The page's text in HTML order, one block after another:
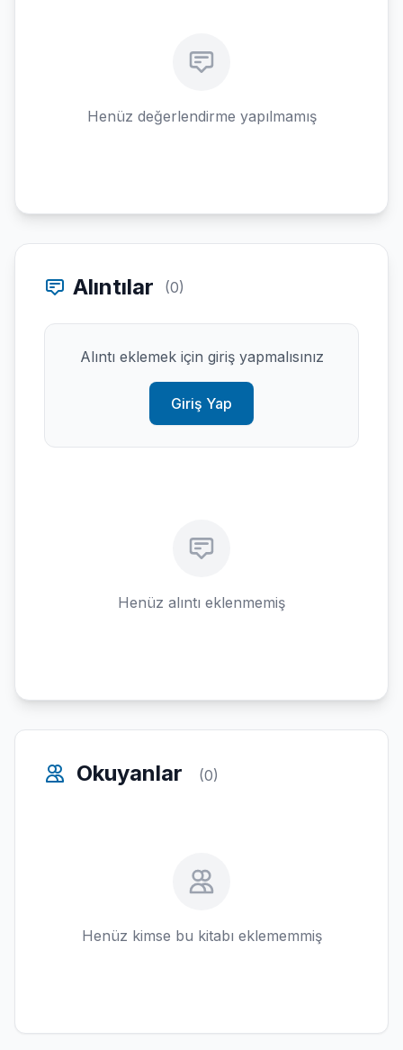
Henüz değerlendirme yapılmamış
Alıntılar (0)
Alıntı eklemek için giriş yapmalısınız
Giriş Yap
Henüz alıntı eklenmemiş
Okuyanlar (0)
Henüz kimse bu kitabı eklememmiş